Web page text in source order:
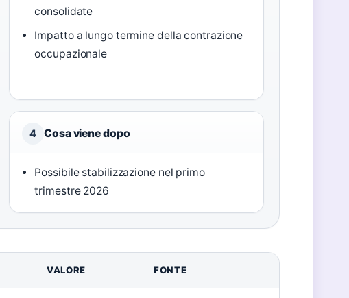
consolidate
Impatto a lungo termine della contrazione
occupazionale
4 Cosa viene dopo
Possibile stabilizzazione nel primo
trimestre 2026
VALORE FONTE